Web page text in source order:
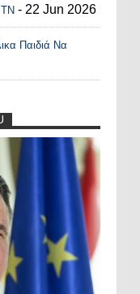
ΤΝ - 22 Jun 2026
Παιδιά Να